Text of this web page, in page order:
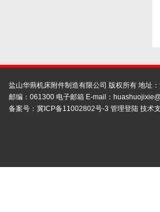
盐山华蒴机床附件制造有限公司 版权所有 地址
邮编：061300 电子邮箱 E-mail：
备案号： 冀ICP备11002802号-3 管理登陆 技术